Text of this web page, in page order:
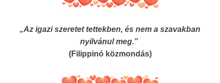
„Az igazi szeretet tettekben, és nem a szavakban
nyilvánul meg.”
(Filippinó közmondás)